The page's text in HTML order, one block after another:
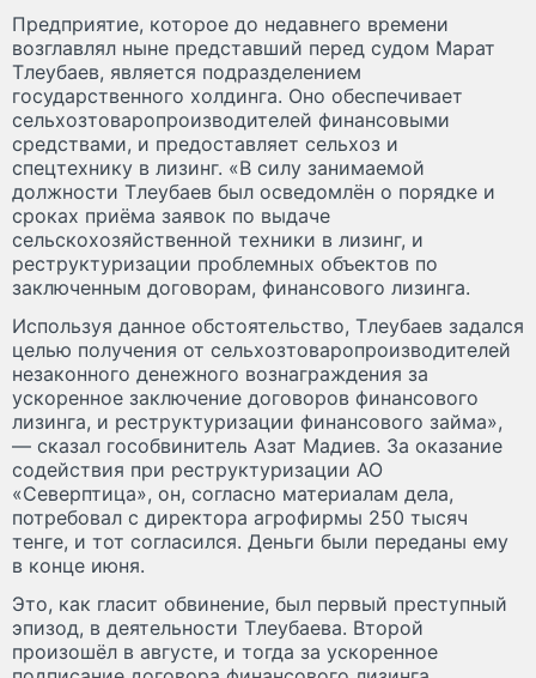
Предприятие, которое до недавнего времени
возглавлял ныне представший перед судом Марат
Тлеубаев, является подразделением
государственного холдинга. Оно обеспечивает
сельхозтоваропроизводителей финансовыми
средствами, и предоставляет сельхоз и
спецтехнику в лизинг. «В силу занимаемой
должности Тлеубаев был осведомлён о порядке и
сроках приёма заявок по выдаче
сельскохозяйственной техники в лизинг, и
реструктуризации проблемных объектов по
заключенным договорам, финансового лизинга.
Используя данное обстоятельство, Тлеубаев задался
целью получения от сельхозтоваропроизводителей
незаконного денежного вознаграждения за
ускоренное заключение договоров финансового
лизинга, и реструктуризации финансового займа»,
— сказал гособвинитель Азат Мадиев. За оказание
содействия при реструктуризации АО
«Северптица», он, согласно материалам дела,
потребовал с директора агрофирмы 250 тысяч
тенге, и тот согласился. Деньги были переданы ему
в конце июня.
Это, как гласит обвинение, был первый преступный
эпизод, в деятельности Тлеубаева. Второй
произошёл в августе, и тогда за ускоренное